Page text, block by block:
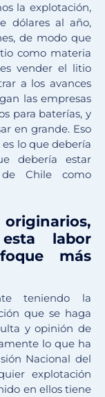
la explotación,
dólares al año,
de modo que
como materia
vender el litio
a los avances
las empresas
para baterías, y
en grande. Eso
es lo que debería
debería estar
de Chile como
labor
más
teniendo la
que se haga
y opinión de
lo que ha
Nacional del
explotación
en ellos tiene